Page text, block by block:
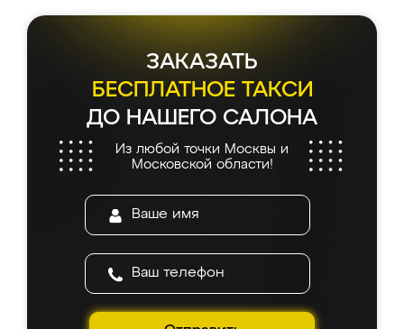
ЗАКАЗАТЬ
БЕСПЛАТНОЕ ТАКСИ
ДО НАШЕГО САЛОНА
Из любой точки Москвы и
Московской области!